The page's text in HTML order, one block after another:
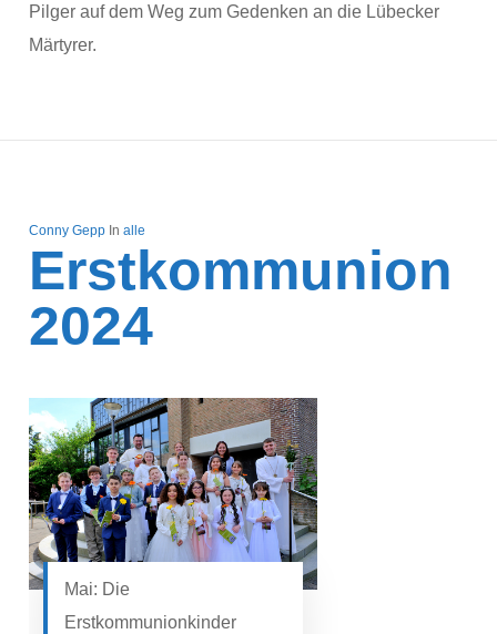
Pilger auf dem Weg zum Gedenken an die Lübecker
Märtyrer.
Conny Gepp In alle
Erstkommunion
2024
Mai: Die
Erstkommunionkinder